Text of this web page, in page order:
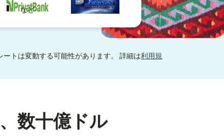
など
トは変動する可能性があります。 詳細は利用規
数十億ドル